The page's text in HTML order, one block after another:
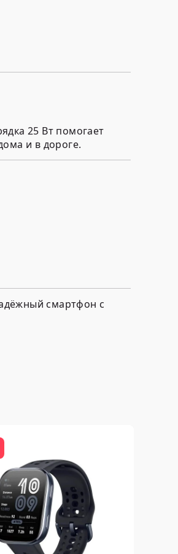
25 Вт помогает
и в дороге.
смартфон с